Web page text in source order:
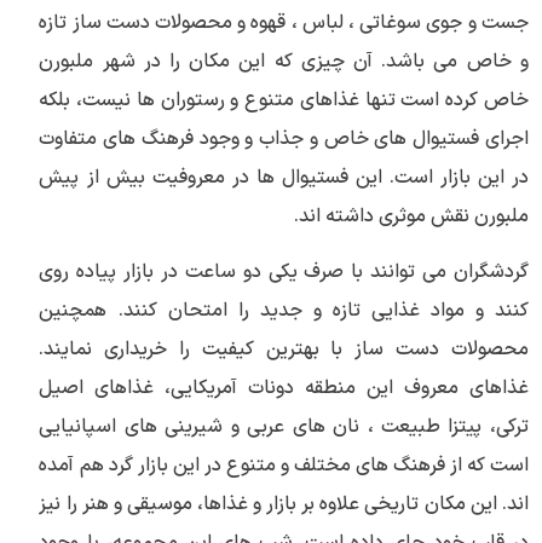
جست و جوی سوغاتی ، لباس ، قهوه و محصولات دست ساز تازه
و خاص می باشد. آن چیزی که این مکان را در شهر ملبورن
خاص کرده است تنها غذاهای متنوع و رستوران ها نیست، بلکه
اجرای فستیوال های خاص و جذاب و وجود فرهنگ های متفاوت
در این بازار است. این فستیوال ها در معروفیت بیش از پیش
ملبورن نقش موثری داشته اند.
گردشگران می توانند با صرف یکی دو ساعت در بازار پیاده روی
کنند و مواد غذایی تازه و جدید را امتحان کنند. همچنین
محصولات دست ساز با بهترین کیفیت را خریداری نمایند.
غذاهای معروف این منطقه دونات آمریکایی، غذاهای اصیل
ترکی، پیتزا طبیعت ، نان های عربی و شیرینی های اسپانیایی
است که از فرهنگ های مختلف و متنوع در این بازار گرد هم آمده
اند. این مکان تاریخی علاوه بر بازار و غذاها، موسیقی و هنر را نیز